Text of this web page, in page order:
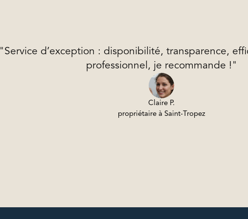
"Service d’exception : disponibilité, transparence,
professionnel, je recommande !"
Claire P.
propriétaire à Saint-Tropez